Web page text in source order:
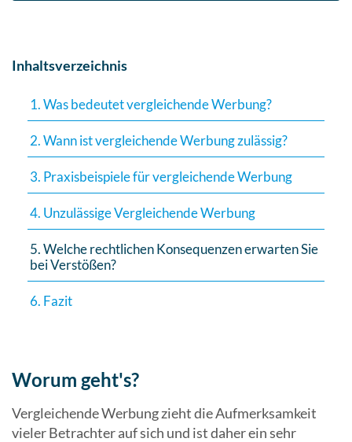
Inhaltsverzeichnis
1. Was bedeutet vergleichende Werbung?
2. Wann ist vergleichende Werbung zulässig?
3. Praxisbeispiele für vergleichende Werbung
4. Unzulässige Vergleichende Werbung
5. Welche rechtlichen Konsequenzen erwarten Sie
bei Verstößen?
6. Fazit
Worum geht's?
Vergleichende Werbung zieht die Aufmerksamkeit
vieler Betrachter auf sich und ist daher ein sehr